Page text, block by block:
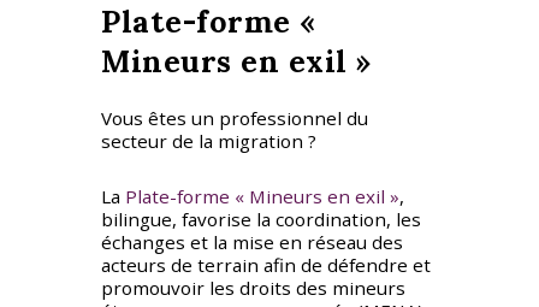
Plate-forme «
Mineurs en exil »
Vous êtes un professionnel du
secteur de la migration ?
La Plate-forme « Mineurs en exil »,
bilingue, favorise la coordination, les
échanges et la mise en réseau des
acteurs de terrain afin de défendre et
promouvoir les droits des mineurs